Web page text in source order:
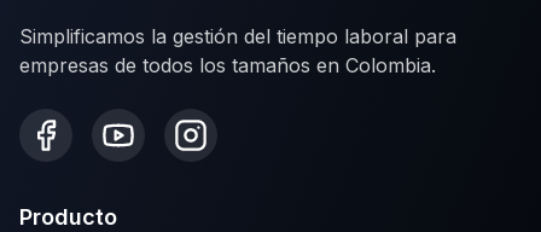
Simplificamos la gestión del tiempo laboral para
empresas de todos los tamaños en Colombia.
Producto